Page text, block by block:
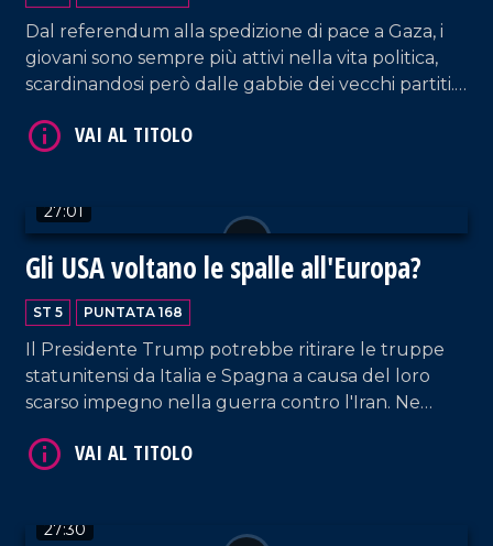
Dal referendum alla spedizione di pace a Gaza, i
giovani sono sempre più attivi nella vita politica,
scardinandosi però dalle gabbie dei vecchi partiti.
nazionale Gioventù nazionale, e Francesco
27:01
Gli USA voltano le spalle all'Europa?
ST 5 PUNTATA 168
Il Presidente Trump potrebbe ritirare le truppe
statunitensi da Italia e Spagna a causa del loro
scarso impegno nella guerra contro l'Iran. Ne
emerito di Scienza della Politica, e Marco
27:30